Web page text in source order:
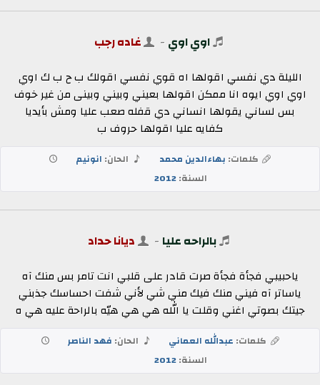
اوي اوي - غاده رجب
الليلة دي نفسي اقولها اه قوي نفسي اقولك ب ح ب ك اوي
اوي اوي ايوه انا ممكن اقولها بعيني وبيني وبينى من غير خوف
بس لساني يقولها انساني دي قفله صعب عليا ومش بأيديا
كفايه عليا اقولها حروف ب
كلمات: بهاءالدين محمد الحان: انونيم
السنة:2012
بالراحه عليا - ديانا حداد
ياحبيبي فجأة فجأة صرت قادر على قلبي انت تامر بس منك آه
ياساتر آه فيني منك فيك مني شي لأني شفت احساسك جذبني
جيتك بصوتي اغني وقلت يا الله هي هي هيّه بالراحة عليه هي ه
كلمات: عبدالله العماني الحان: فهد الناصر
السنة:2012